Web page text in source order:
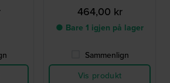
464,00 kr
● Bare 1 igjen på lager
Sammenlign
Vis produkt